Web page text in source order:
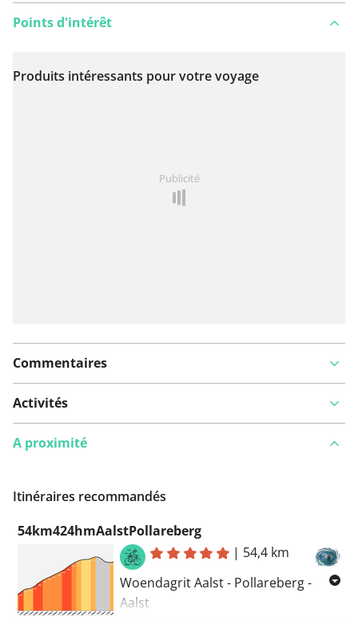
Voir sur la carte
Points d'intérêt
Produits intéressants pour votre voyage
Publicité
Commentaires
Activités
A proximité
Itinéraires recommandés
54km424hmAalstPollareberg
| 54,4 km
Woendagrit Aalst - Pollareberg -
Aalst